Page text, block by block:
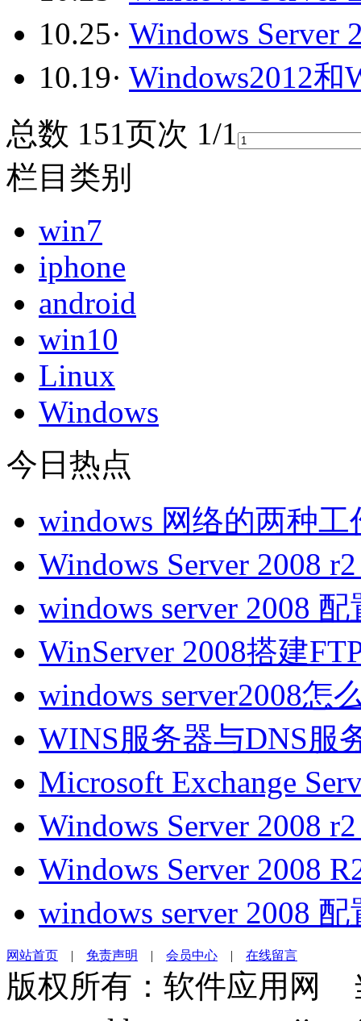
10.25· Windows Server
10.19· Windows2012和
总数 151页次 1/1
栏目类别
win7
iphone
android
win10
Linux
Windows
今日热点
windows 网络的两种工
Windows Server 2008
windows server 2008
WinServer 2008搭建
windows server2008
WINS服务器与DNS
Microsoft Exchange
Windows Server 2008
Windows Server 2008
windows server 2008
网站首页 | 免责声明 | 会员中心 | 在线留言
版权所有：软件应用网